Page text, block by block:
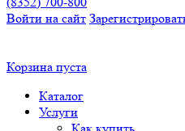
Войти на сайт
Корзина пуста
Каталог
Услуги